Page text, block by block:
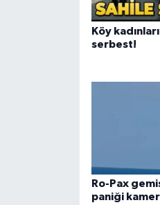
Köy
serbest!
Ro-Pax
paniği